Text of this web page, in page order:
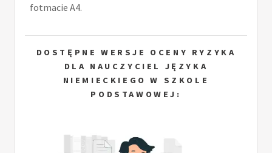
fotmacie A4.
DOSTĘPNE WERSJE OCENY RYZYKA
DLA NAUCZYCIEL JĘZYKA
NIEMIECKIEGO W SZKOLE
PODSTAWOWEJ: